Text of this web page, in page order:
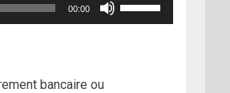
00:00
bancaire ou